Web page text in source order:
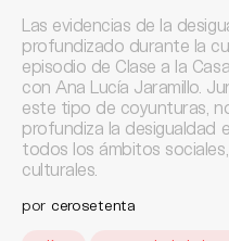
Las evidencias de la
profundizado durante la
episodio de Clase a la
con Ana Lucía Jaramillo.
este tipo de coyunturas,
profundiza la desigualdad
todos los ámbitos
culturales.
por cerosetenta